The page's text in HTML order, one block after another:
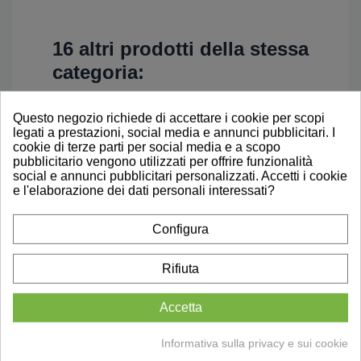
16 altri prodotti della stessa
categoria:
Questo negozio richiede di accettare i cookie per scopi
legati a prestazioni, social media e annunci pubblicitari. I
cookie di terze parti per social media e a scopo
pubblicitario vengono utilizzati per offrire funzionalità
social e annunci pubblicitari personalizzati. Accetti i cookie
e l'elaborazione dei dati personali interessati?
Configura
Rifiuta
Accetta
Informativa sulla privacy e sui cookie